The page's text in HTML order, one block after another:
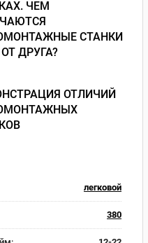
ЧЕМ
СТАНКИ
ДРУГА?
ОТЛИЧИЙ
легковой
380